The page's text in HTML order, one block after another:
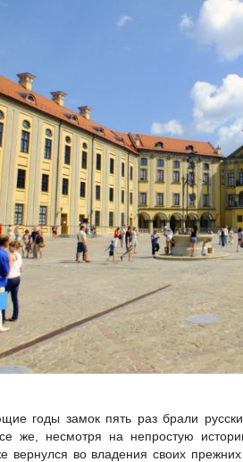
годы замок пять раз брали
же, несмотря на непростую
вернулся во владения своих